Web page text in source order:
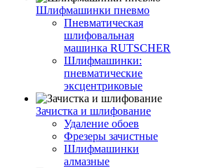
Шлифмашинки пневмо
Пневматическая
шлифовальная
машинка RUTSCHER
Шлифмашинки:
пневматические
эксцентриковые
Зачистка и шлифование
Удаление обоев
Фрезеры зачистные
Шлифмашинки
алмазные